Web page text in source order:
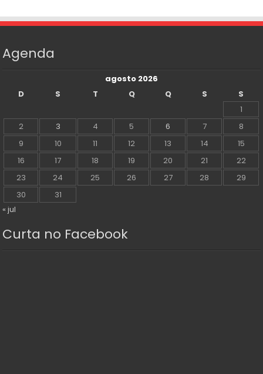
Agenda
agosto 2026
D
S T Q Q S
S
1
2
3 4 5 6 7
8
9
10 11 12 13 14
15
16
17 18 19 20 21
22
23
24 25 26 27 28
29
30
31
« jul
Curta no Facebook